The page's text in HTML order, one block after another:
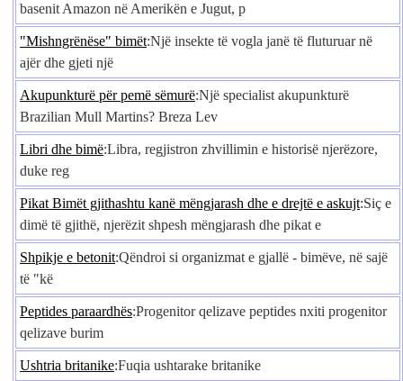
basenit Amazon në Amerikën e Jugut, p
"Mishngrënëse" bimët:Një insekte të vogla janë të fluturuar në
ajër dhe gjeti një
Akupunkturë për pemë sëmurë:Një specialist akupunkturë
Brazilian Mull Martins? Breza Lev
Libri dhe bimë:Libra, regjistron zhvillimin e historisë njerëzore,
duke reg
Pikat Bimët gjithashtu kanë mëngjarash dhe e drejtë e askujt:Siç e
dimë të gjithë, njerëzit shpesh mëngjarash dhe pikat e
Shpikje e betonit:Qëndroi si organizmat e gjallë - bimëve, në sajë
të "kë
Peptides paraardhës:Progenitor qelizave peptides nxiti progenitor
qelizave burim
Ushtria britanike:Fuqia ushtarake britanike